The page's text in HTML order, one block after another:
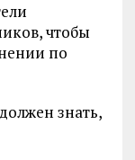
чтобы
по
знать,